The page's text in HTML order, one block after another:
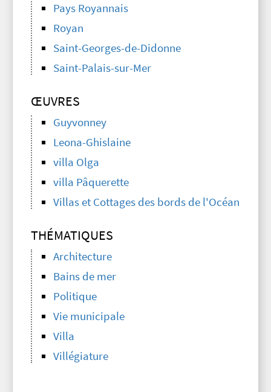
Pays Royannais
Royan
Saint-Georges-de-Didonne
Saint-Palais-sur-Mer
ŒUVRES
Guyvonney
Leona-Ghislaine
villa Olga
villa Pâquerette
Villas et Cottages des bords de l'Océan
THÉMATIQUES
Architecture
Bains de mer
Politique
Vie municipale
Villa
Villégiature